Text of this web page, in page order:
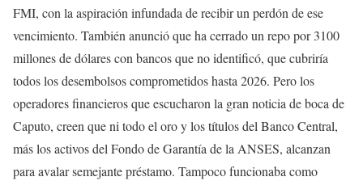
FMI, con la aspiración infundada de recibir un perdón de ese
vencimiento. También anunció que ha cerrado un repo por 3100
millones de dólares con bancos que no identificó, que cubriría
todos los desembolsos comprometidos hasta 2026. Pero los
operadores financieros que escucharon la gran noticia de boca de
Caputo, creen que ni todo el oro y los títulos del Banco Central,
más los activos del Fondo de Garantía de la ANSES, alcanzan
para avalar semejante préstamo. Tampoco funcionaba como